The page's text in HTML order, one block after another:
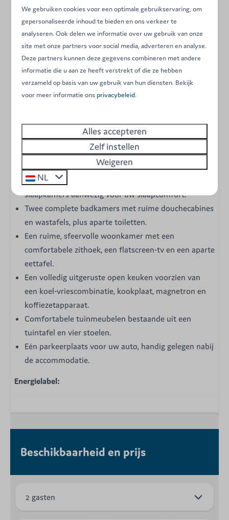
warme en gezellige sfeer, en is geschikt voor maximaal 6
personen. Dankzij de efficiënte elektrische verwarming
is het in elk seizoen de perfecte uitvalsbasis voor een
heerlijke vakantie. De royale, lichte leefruimte en de
hoogwaardige voorzieningen garanderen optimaal
comfort en onvergetelijke momenten met elkaar.
Drie comfortabele slaapkamers: één
ouderslaapkamer met een tweepersoonsbed en twee
extra slaapkamers met elk twee eenpersoonsbedden.
Dekbedden en kussens zijn standaard in alle
slaapkamers aanwezig voor uw slaapcomfort.
Twee complete badkamers met ruime douchecabines
en wastafels, plus aparte toiletten.
Een ruime, sfeervolle woonkamer met een
comfortabele zithoek, een flatscreen-tv en een aparte
eettafel.
Een volledig uitgeruste open keuken voorzien van
een koel-vriescombinatie, kookplaat, magnetron en
koffiezetapparaat.
Comfortabele tuinmeubelen bestaande uit een
tuintafel en vier stoelen.
Eén parkeerplaats voor uw auto, handig gelegen nabij
de accommodatie.
Energielabel:
Beschikbaarheid en prijs
2 gasten
We gebruiken cookies voor een optimale gebruikservaring, om
gepersonaliseerde inhoud te bieden en ons verkeer te
analyseren. Ook delen we informatie over uw gebruik van onze
site met onze partners voor social media, adverteren en analyse.
Deze partners kunnen deze gegevens combineren met andere
informatie die u aan ze heeft verstrekt of die ze hebben
verzameld op basis van uw gebruik van hun diensten. Bekijk
voor meer informatie ons privacybeleid.
Alles accepteren
Zelf instellen
Weigeren
NL